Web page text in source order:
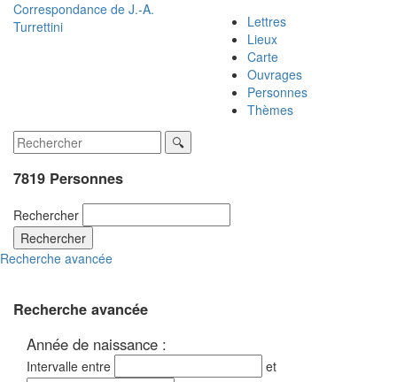
Correspondance de J.-A.
Turrettini
Lettres
Lieux
Carte
Ouvrages
Personnes
Thèmes
7819 Personnes
Rechercher
Rechercher
Recherche avancée
Recherche avancée
Année de naissance :
Intervalle entre et